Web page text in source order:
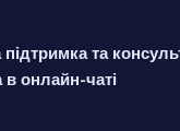
та
в онлайн-чаті